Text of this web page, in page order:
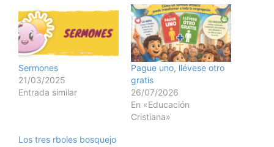
Sermones
21/03/2025
Entrada similar
Pague uno, llévese otro
gratis
26/07/2026
En «Educación
Cristiana»
Los tres rboles bosquejo